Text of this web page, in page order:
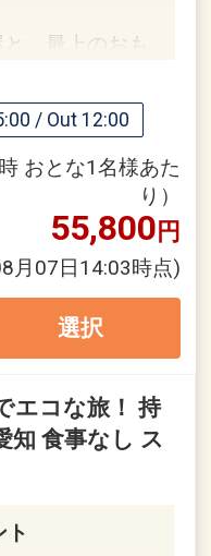
、最上のおも
セス最高
なので、ショ
利なロケーショ
がら、別世界
みいただけま
と、最上のお
す。
れしいポイン
ターをご用意
/ Out 12:00
おとな1名様あた
り）
55,800円
月07日14:03時点)
選択
エコな旅！ 持
知 食事なし ス
ト